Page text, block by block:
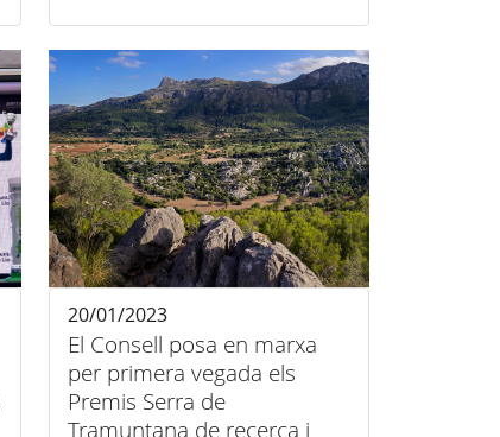
El Consell posa en marxa
per primera vegada els
Premis Serra de
Tramuntana de recerca i
20/01/2023